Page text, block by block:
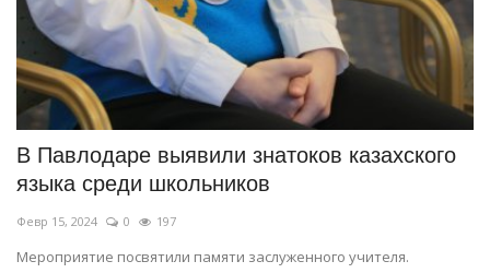
В Павлодаре выявили знатоков казахского
языка среди школьников
Февр 15, 2024 0 197
Мероприятие посвятили памяти заслуженного учителя.